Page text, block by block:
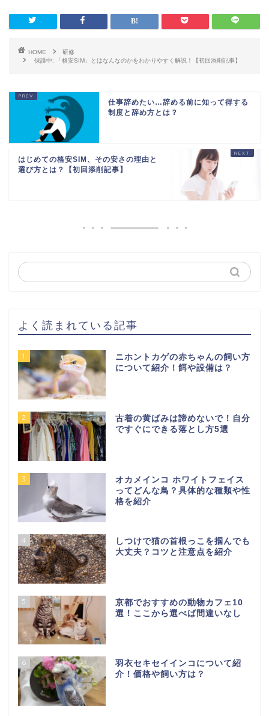
HOME
研修
保護中: 「格安SIM」とはなんなのかをわかりやすく解説！【初回添削記事】
仕事辞めたい…辞める前に知って得する
制度と辞め方とは？
はじめての格安SIM、その安さの理由と
選び方とは？【初回添削記事】
よく読まれている記事
1
ニホントカゲの赤ちゃんの飼い方
について紹介！餌や設備は？
2
古着の黄ばみは諦めないで！自分
ですぐにできる落とし方5選
3
オカメインコ ホワイトフェイス
ってどんな鳥？具体的な種類や性
格を紹介
4
しつけで猫の首根っこを掴んでも
大丈夫？コツと注意点を紹介
5
京都でおすすめの動物カフェ10
選！ここから選べば間違いなし
6
羽衣セキセイインコについて紹
介！価格や飼い方は？